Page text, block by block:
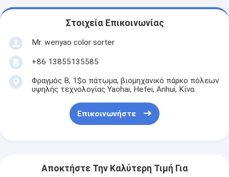
Στοιχεία Επικοινωνίας
Mr. wenyao color sorter
+86 13855135585
Φραγμός Β, 1$ο πάτωμα, βιομηχανικό πάρκο πόλεων
υψηλής τεχνολογίας Yaohai, Hefei, Anhui, Κίνα.
Επικοινωνήστε
Αποκτήστε Την Καλύτερη Τιμή Για